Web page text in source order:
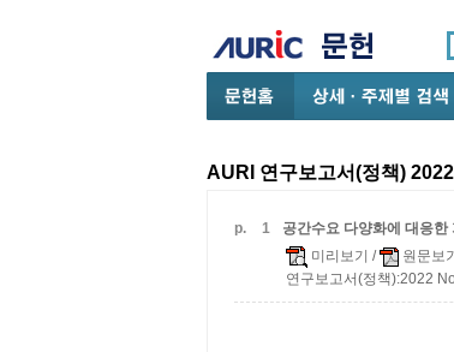
AURI 연구보고서(정책)
p. 1
공간수요 다양화에 대응
미리보기 / 원문보기
연구보고서(정책):2022